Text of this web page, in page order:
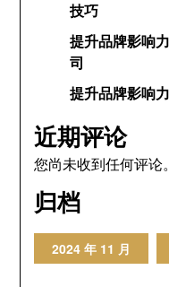
技巧
提升品牌影响
司
提升品牌影响
近期评论
您尚未收到任何评论。
归档
2024 年 11 月